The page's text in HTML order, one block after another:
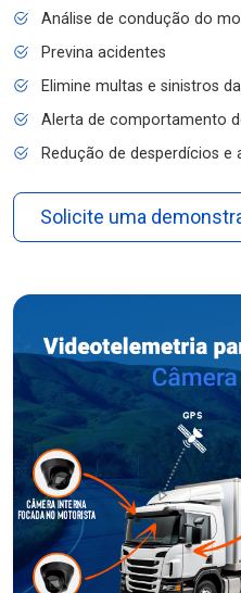
Análise de condução do
Previna acidentes
Elimine multas e sinistros
Alerta de comportamento
Redução de desperdícios
Solicite uma